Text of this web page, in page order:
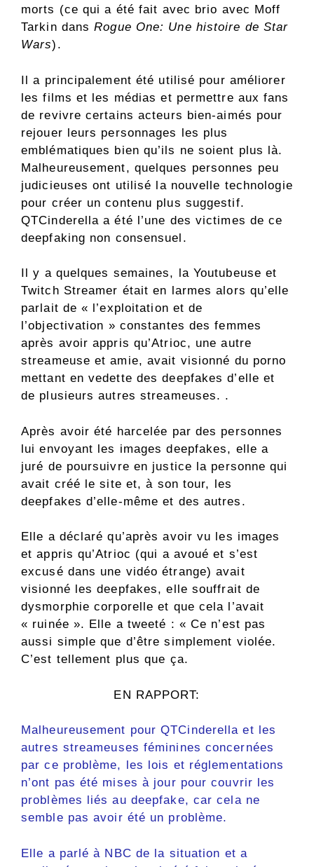
morts (ce qui a été fait avec brio avec Moff
Tarkin dansRogue One: Une histoire de Star
Wars).
Il a principalement été utilisé pour améliorer
les films et les médias et permettre aux fans
de revivre certains acteurs bien-aimés pour
rejouer leurs personnages les plus
emblématiques bien qu’ils ne soient plus là.
Malheureusement, quelques personnes peu
judicieuses ont utilisé la nouvelle technologie
pour créer un contenu plus suggestif.
QTCinderella a été l’une des victimes de ce
deepfaking non consensuel.
Il y a quelques semaines, la Youtubeuse et
Twitch Streamer était en larmes alors qu’elle
parlait de « l’exploitation et de
l’objectivation » constantes des femmes
après avoir appris qu’Atrioc, une autre
streameuse et amie, avait visionné du porno
mettant en vedette des deepfakes d’elle et
de plusieurs autres streameuses. .
Après avoir été harcelée par des personnes
lui envoyant les images deepfakes, elle a
juré de poursuivre en justice la personne qui
avait créé le site et, à son tour, les
deepfakes d’elle-même et des autres.
Elle a déclaré qu’après avoir vu les images
et appris qu’Atrioc (qui a avoué et s’est
excusé dans une vidéo étrange) avait
visionné les deepfakes, elle souffrait de
dysmorphie corporelle et que cela l’avait
« ruinée ». Elle a tweeté : « Ce n’est pas
aussi simple que d’être simplement violée.
C’est tellement plus que ça.
EN RAPPORT:
Malheureusement pour QTCinderella et les
autres streameuses féminines concernées
par ce problème, les lois et réglementations
n’ont pas été mises à jour pour couvrir les
problèmes liés au deepfake, car cela ne
semble pas avoir été un problème.
Elle a parlé à NBC de la situation et a